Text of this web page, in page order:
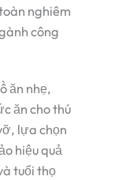
nghiêm
công
ăn nhẹ,
ăn cho thú
lựa chọn
hiệu quả
tuổi thọ